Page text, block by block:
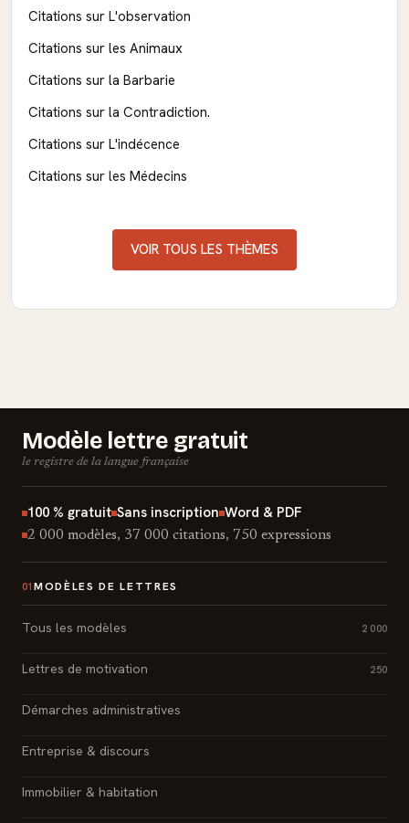
Citations sur L'observation
Citations sur les Animaux
Citations sur la Barbarie
Citations sur la Contradiction.
Citations sur L'indécence
Citations sur les Médecins
VOIR TOUS LES THÈMES
Modèle lettre gratuit
le registre de la langue française
100 % gratuit Sans inscription Word & PDF
2 000 modèles, 37 000 citations, 750 expressions
01 MODÈLES DE LETTRES
Tous les modèles 2 000
Lettres de motivation 250
Démarches administratives
Entreprise & discours
Immobilier & habitation